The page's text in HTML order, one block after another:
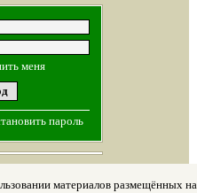
меня
пароль
материалов размещённых на